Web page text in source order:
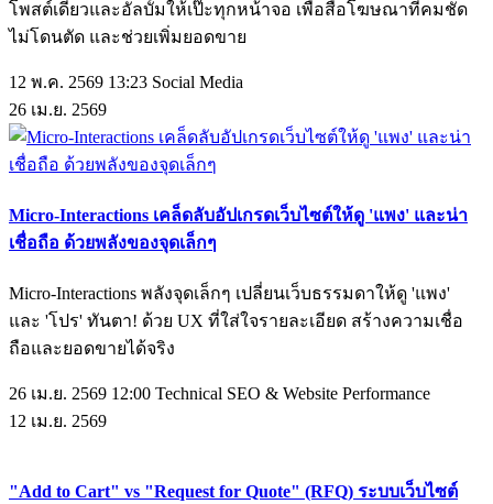
โพสต์เดี่ยวและอัลบั้มให้เป๊ะทุกหน้าจอ เพื่อสื่อโฆษณาที่คมชัด
ไม่โดนตัด และช่วยเพิ่มยอดขาย
12 พ.ค. 2569 13:23 Social Media
26 เม.ย. 2569
Micro-Interactions เคล็ดลับอัปเกรดเว็บไซต์ให้ดู 'แพง' และน่า
เชื่อถือ ด้วยพลังของจุดเล็กๆ
Micro-Interactions พลังจุดเล็กๆ เปลี่ยนเว็บธรรมดาให้ดู 'แพง'
และ 'โปร' ทันตา! ด้วย UX ที่ใส่ใจรายละเอียด สร้างความเชื่อ
ถือและยอดขายได้จริง
26 เม.ย. 2569 12:00 Technical SEO & Website Performance
12 เม.ย. 2569
"Add to Cart" vs "Request for Quote" (RFQ) ระบบเว็บไซต์